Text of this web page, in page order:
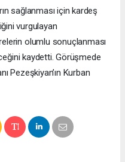
sağlanması için kardeş
vurgulayan
olumlu sonuçlanması
kaydetti. Görüşmede
Pezeşkiyan’ın Kurban